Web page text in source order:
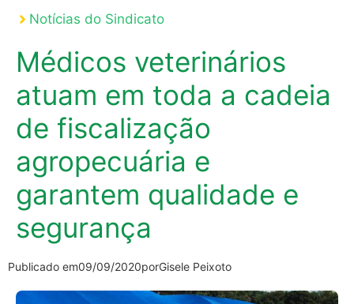
Notícias do Sindicato
Médicos veterinários
atuam em toda a cadeia
de fiscalização
agropecuária e
garantem qualidade e
segurança
Publicado em09/09/2020porGisele Peixoto